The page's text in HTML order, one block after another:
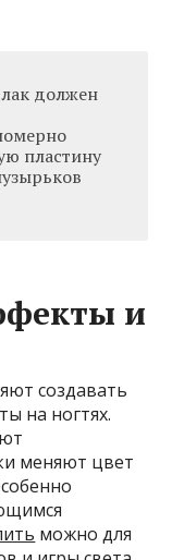
должен
пластину
и
создавать
на ногтях.
меняют цвет
можно для